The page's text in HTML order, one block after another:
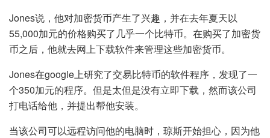
Jones说，他对加密货币产生了兴趣，并在去年夏天以
55,000加元的价格购买了几乎一个比特币。在购买了加密货
币之后，他就去网上下载软件来管理这些加密货币。
Jones在google上研究了交易比特币的软件程序，发现了一
个350加元的程序。但是太但是没有立即下载，然而该公司
打电话给他，并提出帮他安装。
当该公司可以远程访问他的电脑时，琼斯开始担心，因为他